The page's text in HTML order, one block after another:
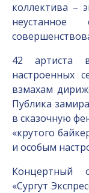
коллектива –
неустанное
42 артиста
настроенных
взмахам
Публика
в сказочную
«крутого
и особым
Концертный
«Сургут